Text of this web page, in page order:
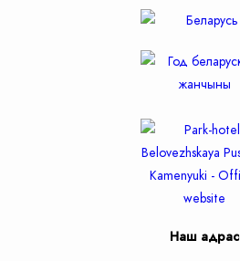
Наш адрас